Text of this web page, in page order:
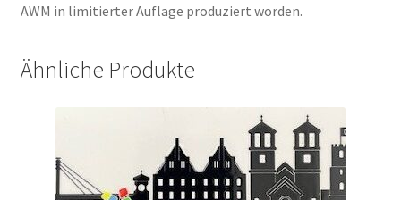
AWM in limitierter Auflage produziert worden.
Ähnliche Produkte